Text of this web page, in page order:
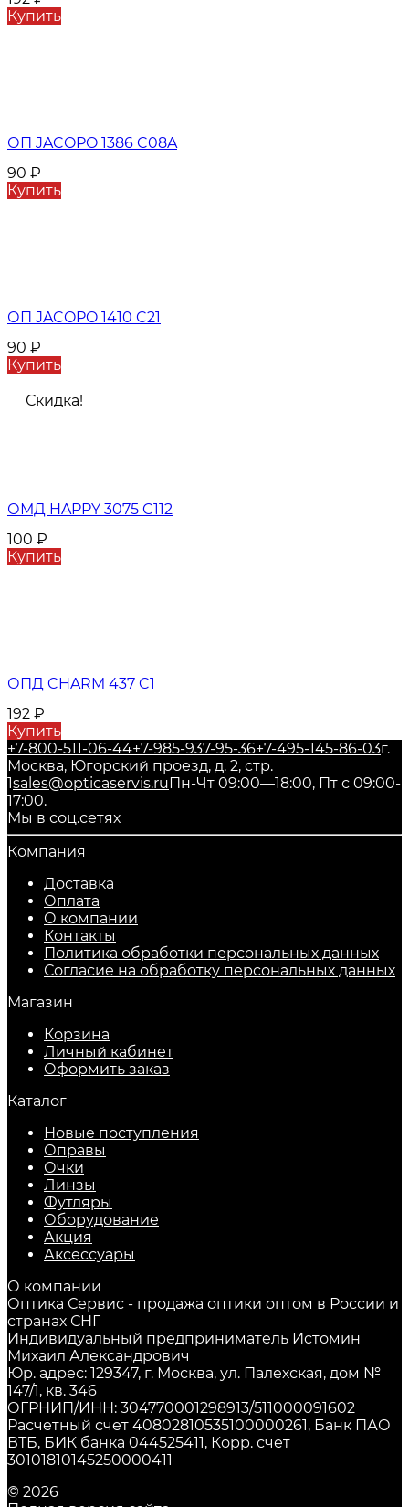
Купить
ОП JACOPO 1386 C08A
90 ₽
Купить
ОП JACOPO 1410 C21
90 ₽
Купить
Скидка!
ОМД HAPPY 3075 C112
100 ₽
Купить
ОПД CHARM 437 C1
192 ₽
Купить
+7-800-511-06-44+7-985-937-95-36+7-495-145-86-03г.
Москва, Югорский проезд, д. 2, стр.
1sales@opticaservis.ruПн-Чт 09:00—18:00, Пт с 09:00-
17:00.
Мы в соц.сетях
Компания
Доставка
Оплата
О компании
Контакты
Политика обработки персональных данных
Согласие на обработку персональных данных
Магазин
Корзина
Личный кабинет
Оформить заказ
Каталог
Новые поступления
Оправы
Очки
Линзы
Футляры
Оборудование
Акция
Аксессуары
О компании
Оптика Сервис - продажа оптики оптом в России и
странах СНГ
Индивидуальный предприниматель Истомин
Михаил Александрович
Юр. адрес: 129347, г. Москва, ул. Палехская, дом №
147/1, кв. 346
ОГРНИП/ИНН: 304770001298913/511000091602
Расчетный счет 40802810535100000261, Банк ПАО
ВТБ, БИК банка 044525411, Корр. счет
30101810145250000411
© 2026